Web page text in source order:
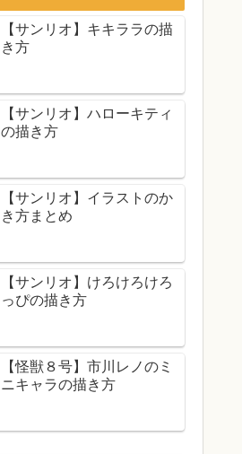
【サンリオ】キキララの描
き方
【サンリオ】ハローキティ
の描き方
【サンリオ】イラストのか
き方まとめ
【サンリオ】けろけろけろ
っぴの描き方
【怪獣８号】市川レノのミ
ニキャラの描き方